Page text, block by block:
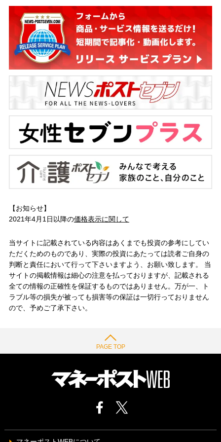
【お知らせ】
2021年4月1日以降の価格表示に関して
当サイトに記載されている内容はあくまでも投資の参考にしてい
ただくためのものであり、実際の投資にあたっては読者ご自身の
判断と責任において行って下さいますよう、お願い致します。 当
サイトの掲載情報は細心の注意を払っておりますが、記載される
全ての情報の正確性を保証するものではありません。万が一、ト
ラブル等の損失が被っても損害等の保証は一切行っておりません
ので、予めご了承下さい。
PAGE TOP